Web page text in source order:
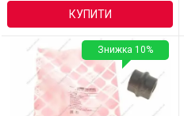
КУПИТИ
Знижка 10%